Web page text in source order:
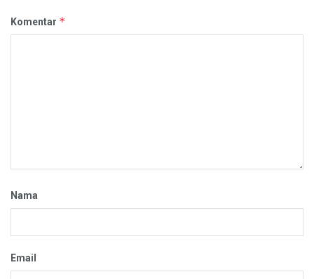
Komentar *
Nama
Email